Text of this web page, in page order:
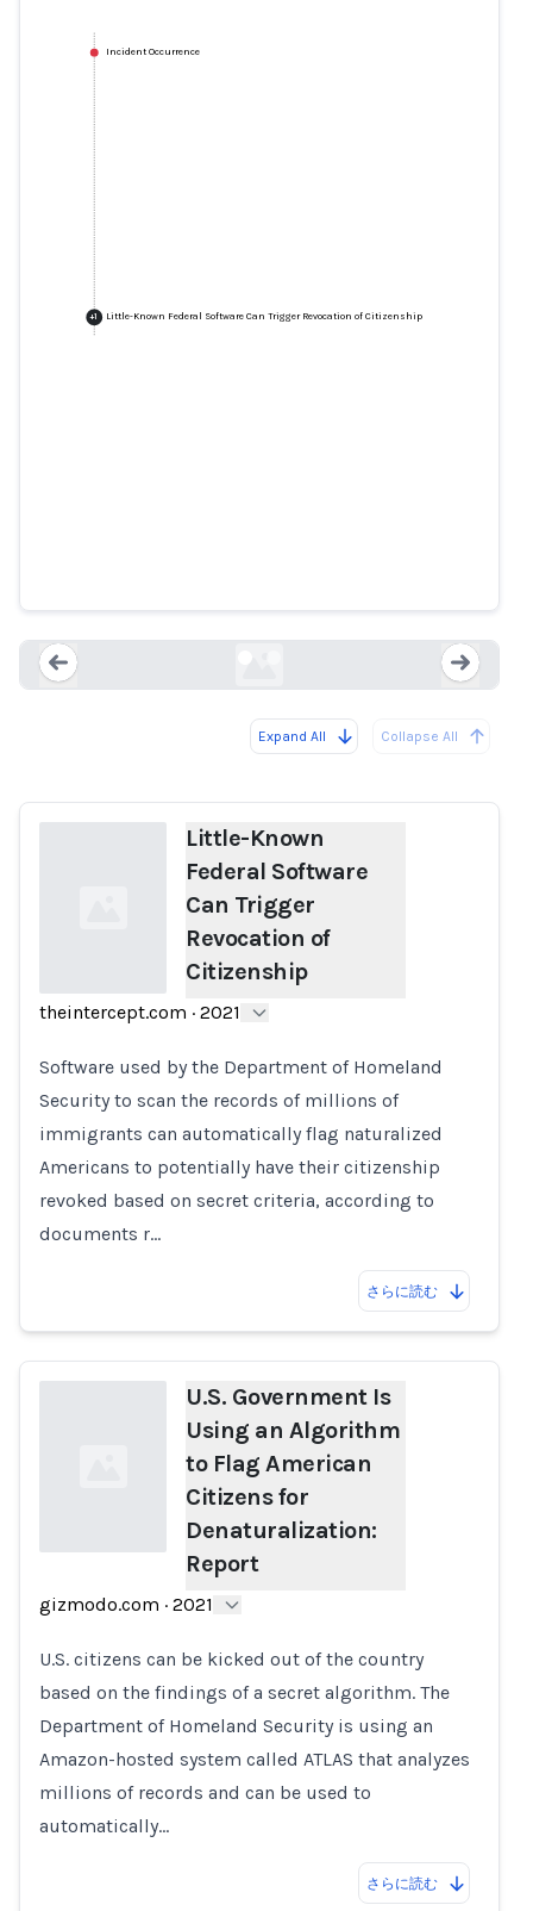
Incident Occurrence
+1 Little-Known Federal Software Can Trigger Revocation of Citizenship
Expand All Collapse All
Little-Known
Federal Software
Can Trigger
Revocation of
Citizenship
theintercept.com · 2021
Software used by the Department of Homeland
Security to scan the records of millions of
immigrants can automatically flag naturalized
Americans to potentially have their citizenship
revoked based on secret criteria, according to
documents r…
さらに読む
Loading...
U.S. Government Is
Using an Algorithm
to Flag American
Citizens for
Denaturalization:
Report
gizmodo.com · 2021
U.S. citizens can be kicked out of the country
based on the findings of a secret algorithm. The
Department of Homeland Security is using an
Amazon-hosted system called ATLAS that analyzes
millions of records and can be used to
automatically…
さらに読む